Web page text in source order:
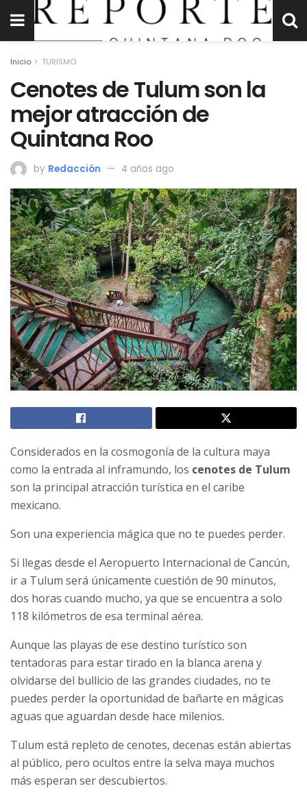
Inicio TURISMO
Cenotes de Tulum son la
mejor atracción de
Quintana Roo
by Redacción 4 años ago
Considerados en la cosmogonía de la cultura maya
como la entrada al inframundo, los cenotes de Tulum
son la principal atracción turística en el caribe
mexicano.
Son una experiencia mágica que no te puedes perder.
Si llegas desde el Aeropuerto Internacional de Cancún,
ir a Tulum será únicamente cuestión de 90 minutos,
dos horas cuando mucho, ya que se encuentra a solo
118 kilómetros de esa terminal aérea.
Aunque las playas de ese destino turístico son
tentadoras para estar tirado en la blanca arena y
olvidarse del bullicio de las grandes ciudades, no te
puedes perder la oportunidad de bañarte en mágicas
aguas que aguardan desde hace milenios.
Tulum está repleto de cenotes, decenas están abiertas
al público, pero ocultos entre la selva maya muchos
más esperan ser descubiertos.